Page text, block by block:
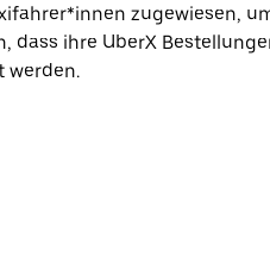
zugewiesen,
dass ihre UberX
werden.